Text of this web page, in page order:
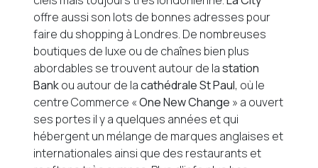
offre aussi son lots de bonnes adresses pour
faire du shopping à Londres. De nombreuses
boutiques de luxe ou de chaînes bien plus
abordables se trouvent autour de lastation
Bankou autour de lacathédrale St Paul, où le
centre Commerce «One New Change » a ouvert
ses portes il y a quelques années et qui
hébergent un mélange de marques anglaises et
internationales ainsi que des restaurants et